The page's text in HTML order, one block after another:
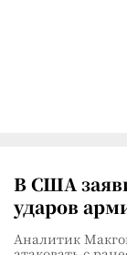
В США
ударов
Аналитик